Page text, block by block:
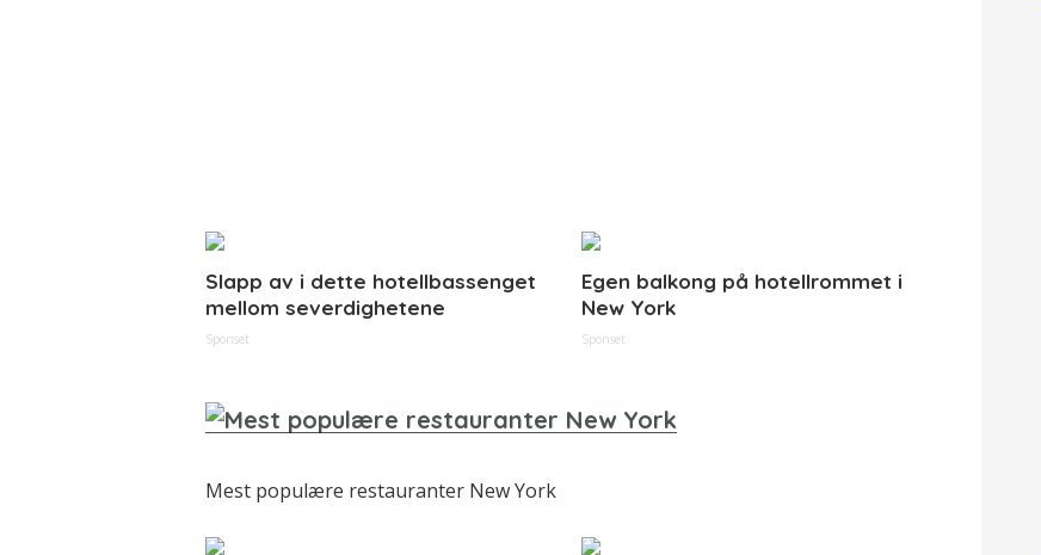
Slapp av i dette hotellbassenget
mellom severdighetene
Sponset
Egen balkong på hotellrommet i
New York
Sponset
Mest populære restauranter New York